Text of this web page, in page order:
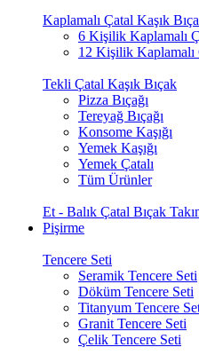
Kaplamalı Çatal Kaşık
6 Kişilik Kaplamalı
12 Kişilik Kaplamalı
Tekli Çatal Kaşık Bıçak
Pizza Bıçağı
Tereyağ Bıçağı
Konsome Kaşığı
Yemek Kaşığı
Yemek Çatalı
Tüm Ürünler
Et - Balık Çatal Bıçak
Pişirme
Tencere Seti
Seramik Tencere Seti
Döküm Tencere Seti
Titanyum Tencere
Granit Tencere Seti
Çelik Tencere Seti